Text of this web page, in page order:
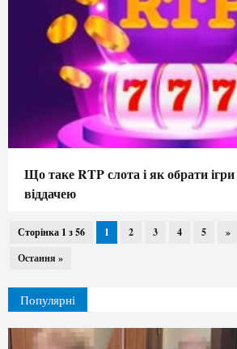
Що таке RTP слота і як обрати
віддачею
Сторінка 1 з 56 1 2 3 4 5 »
Остання »
Популярні